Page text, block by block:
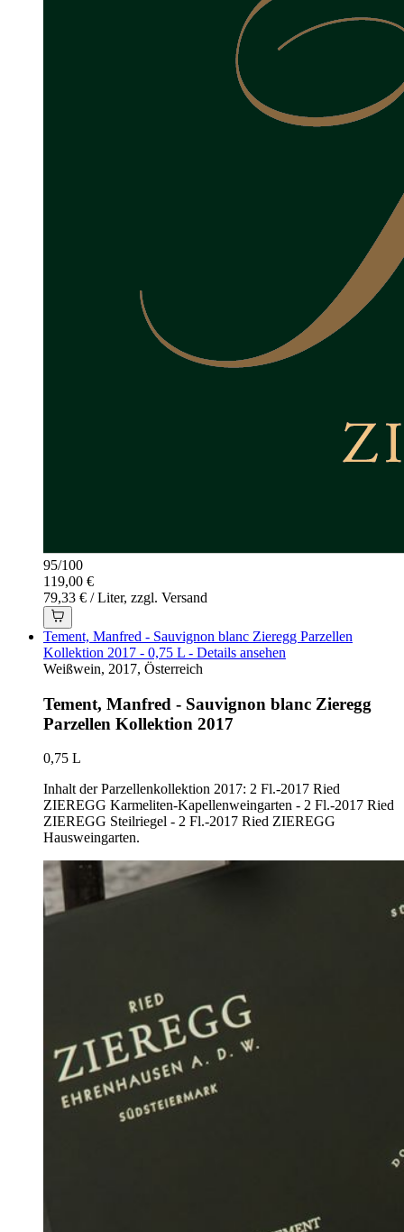
95/100
119,00 €
79,33 € / Liter, zzgl. Versand
Tement, Manfred - Sauvignon blanc Zieregg Parzellen
Kollektion 2017 - 0,75 L - Details ansehen
Weißwein, 2017, Österreich
Tement, Manfred - Sauvignon blanc Zieregg
Parzellen Kollektion 2017
0,75 L
Inhalt der Parzellenkollektion 2017: 2 Fl.-2017 Ried
ZIEREGG Karmeliten-Kapellenweingarten - 2 Fl.-2017 Ried
ZIEREGG Steilriegel - 2 Fl.-2017 Ried ZIEREGG
Hausweingarten.